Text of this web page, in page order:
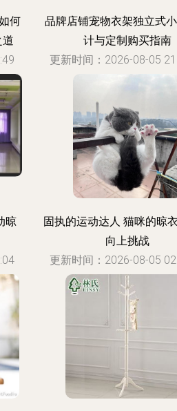
何
品牌店铺宠物衣架独立式
计与定制购买指南
更新时间：2026-08-05
晾
固执的运动达人 猫咪的晾
向上挑战
更新时间：2026-08-05